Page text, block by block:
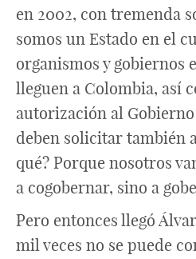
en 2002, con tremenda
somos un Estado en el
organismos y gobiernos
lleguen a Colombia, así
autorización al
deben solicitar también
qué? Porque nosotros
a cogobernar, sino a
Pero entonces llegó
mil veces no se puede